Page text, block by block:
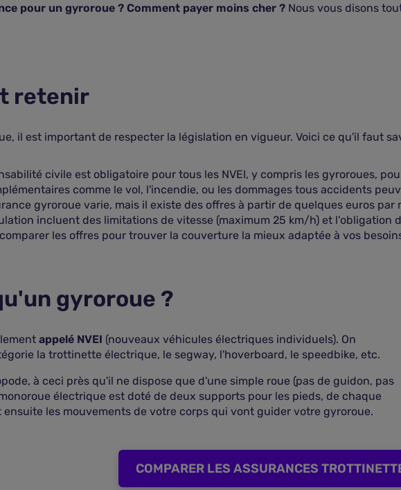
pour un gyroroue ? Comment payer moins cher ? Nous vous disons
retenir
il est important de respecter la législation en vigueur. Voici ce qu'il faut
civile est obligatoire pour tous les NVEI, y compris les gyroroues,
comme le vol, l'incendie, ou les dommages tous accidents
gyroroue varie, mais il existe des offres à partir de quelques euros
incluent des limitations de vitesse (maximum 25 km/h) et l'obligation
les offres pour trouver la couverture la mieux adaptée à vos
gyroroue ?
appelé NVEI (nouveaux véhicules électriques individuels). On
la trottinette électrique, le segway, l'hoverboard, le speedbike, etc.
à ceci près qu'il ne dispose que d'une simple roue (pas de guidon, pas
électrique est doté de deux supports pour les pieds, de chaque
ensuite les mouvements de votre corps qui vont guider votre gyroroue.
COMPARER LES ASSURANCES